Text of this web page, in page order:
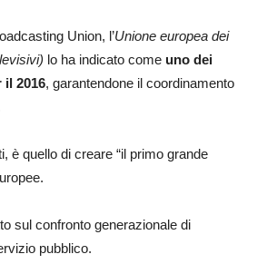
Union, l’Unione europea dei
lo ha indicato come uno dei
il 2016, garantendone il coordinamento
è quello di creare “il primo grande
sul confronto generazionale di
pubblico.